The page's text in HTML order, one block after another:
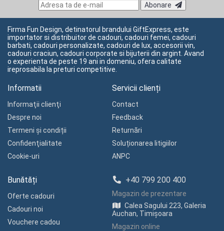
Abonare
Firma Fun Design, detinatorul brandului GiftExpress, este
importator si distribuitor de cadouri, cadouri femei, cadouri
barbati, cadouri personalizate, cadouri de lux, accesorii vin,
cadouri craciun, cadouri corporate si bijuterii din argint. Avand
o experienta de peste 19 ani in domeniu, ofera calitate
ireprosabila la preturi competitive.
Informatii
Informaţii clienţi
Despre noi
Termeni și condiții
Confidenţialitate
Cookie-uri
Servicii clienți
Contact
Feedback
Returnări
Soluționarea litigiilor
ANPC
Bunătăți
Oferte cadouri
Cadouri noi
Vouchere cadou
+40 799 200 400
Magazin de prezentare
Calea Sagului 223, Galeria
Auchan, Timișoara
Magazin online